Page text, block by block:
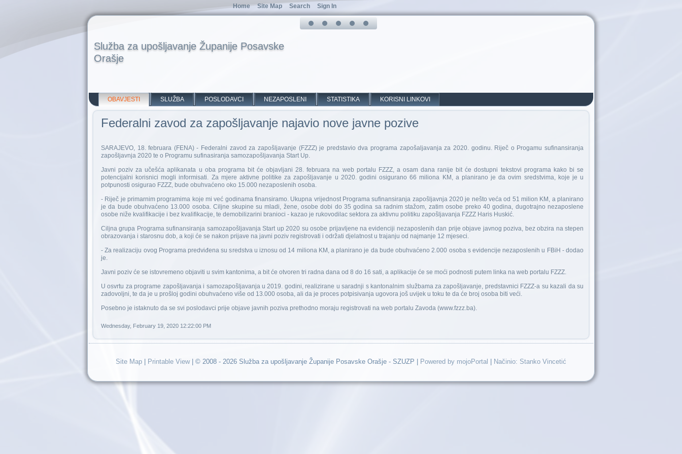
Služba za upošljavanje Županije Posavske
Orašje
OBAVJESTI SLUŽBA POSLODAVCI NEZAPOSLENI STATISTIKA KORISNI LINKOVI
Federalni zavod za zapošljavanje najavio nove javne pozive
SARAJEVO, 18. februara (FENA) - Federalni zavod za zapošljavanje (FZZZ) je predstavio dva programa zapošaljavanja za 2020. godinu. Riječ o Progamu sufinansiranja
zapošljavnja 2020 te o Programu sufinasiranja samozapošljavanja Start Up.
Javni poziv za učešća aplikanata u oba programa bit će objavljani 28. februara na web portalu FZZZ, a osam dana ranije bit će dostupni tekstovi programa kako bi se
potencijalni korisnici mogli informisati. Za mjere aktivne politike za zapošljavanje u 2020. godini osigurano 66 miliona KM, a planirano je da ovim sredstvima, koje je u
potpunosti osigurao FZZZ, bude obuhvaćeno oko 15.000 nezaposlenih osoba.
- Riječ je primarnim programima koje mi već godinama finansiramo. Ukupna vrijednost Programa sufinansiranja zapošljavnja 2020 je nešto veća od 51 milion KM, a planirano
je da bude obuhvaćeno 13.000 osoba. Ciljne skupine su mladi, žene, osobe dobi do 35 godina sa radnim stažom, zatim osobe preko 40 godina, dugotrajno nezaposlene
osobe niže kvalifikacije i bez kvalifikacije, te demobilizarini branioci - kazao je rukovodilac sektora za aktivnu politiku zapošljavanja FZZZ Haris Huskić.
Ciljna grupa Programa sufinansiranja samozapošljavanja Start up 2020 su osobe prijavljene na evidenciji nezaposlenih dan prije objave javnog poziva, bez obzira na stepen
obrazovanja i starosnu dob, a koji će se nakon prijave na javni poziv registrovati i održati djelatnost u trajanju od najmanje 12 mjeseci.
- Za realizaciju ovog Programa predviđena su sredstva u iznosu od 14 miliona KM, a planirano je da bude obuhvaćeno 2.000 osoba s evidencije nezaposlenih u FBiH - dodao
je.
Javni poziv će se istovremeno objaviti u svim kantonima, a bit će otvoren tri radna dana od 8 do 16 sati, a aplikacije će se moći podnosti putem linka na web portalu FZZZ.
U osvrtu za programe zapošljavanja i samozapošljavanja u 2019. godini, realizirane u saradnji s kantonalnim službama za zapošljavanje, predstavnici FZZZ-a su kazali da su
zadovoljni, te da je u prošloj godini obuhvaćeno više od 13.000 osoba, ali da je proces potpisivanja ugovora još uvijek u toku te da će broj osoba biti veći.
Posebno je istaknuto da se svi poslodavci prije objave javnih poziva prethodno moraju registrovati na web portalu Zavoda (www.fzzz.ba).
Wednesday, February 19, 2020 12:22:00 PM
Site Map Printable View| © 2008 - 2026 Služba za upošljavanje Županije Posavske Orašje - SZUZP | Powered by mojoPortal Načinio: Stanko Vincetić
Home Site Map Search Sign In